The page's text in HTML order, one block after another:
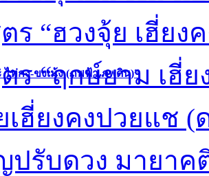
ไท่กง-ขงเม้ง (ภพฟ้า ภพดิน)”
ร “ฮวงจุ้ย เฮี่ยง
ร “ฤกษ์ยาม เฮี่ย
เฮี่ยงคงปวยแช (
ปรับดวง มายา